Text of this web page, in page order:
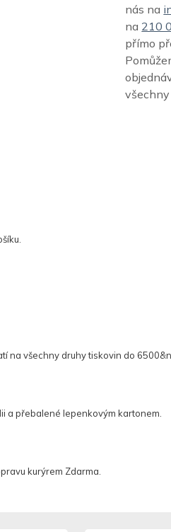
nás na
na 210
přímo
všechny
na všechny druhy tiskovin do
a přebalené lepenkovým kartonem.
kurýrem Zdarma.